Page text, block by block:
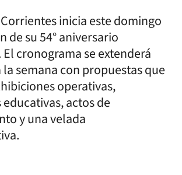
inicia este domingo
de su 54° aniversario
cronograma se extenderá
semana con propuestas que
operativas,
actos de
y una velada